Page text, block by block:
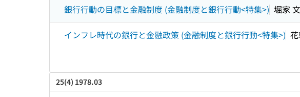
銀行行動の目標と金融制度 (金融制度と銀行行動<特集>) 堀家
インフレ時代の銀行と金融政策 (金融制度と銀行行動<特集>)
25(4) 1978.03